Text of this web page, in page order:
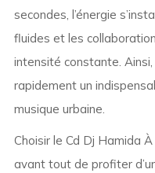
secondes, l’énergie
fluides et les
intensité constante.
rapidement un
musique urbaine.
Choisir le Cd Dj Hamida
avant tout de profiter